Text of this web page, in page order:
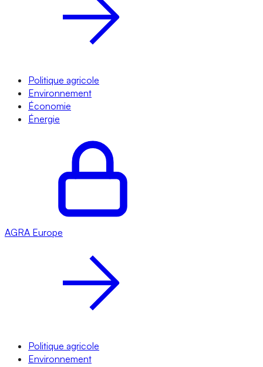
Politique agricole
Environnement
Économie
Énergie
AGRA Europe
Politique agricole
Environnement